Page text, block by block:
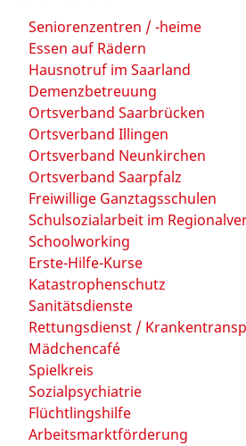
Seniorenzentren / -heime
Essen auf Rädern
Hausnotruf im Saarland
Demenzbetreuung
Ortsverband Saarbrücken
Ortsverband Illingen
Ortsverband Neunkirchen
Ortsverband Saarpfalz
Freiwillige Ganztagsschulen
Schulsozialarbeit im
Schoolworking
Erste-Hilfe-Kurse
Katastrophenschutz
Sanitätsdienste
Rettungsdienst /
Mädchencafé
Spielkreis
Sozialpsychiatrie
Flüchtlingshilfe
Arbeitsmarktförderung